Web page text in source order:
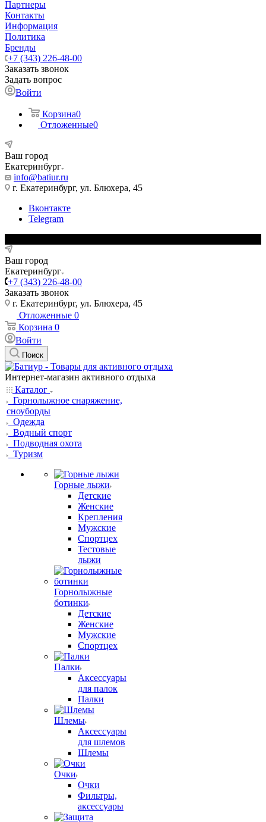
Партнеры
Контакты
Информация
Политика
Бренды
+7 (343) 226-48-00
Заказать звонок
Задать вопрос
Войти
Корзина0
Отложенные0
Ваш город
Екатеринбург
info@batiur.ru
г. Екатеринбург, ул. Блюхера, 45
Вконтакте
Telegram
Ваш город
Екатеринбург
+7 (343) 226-48-00
Заказать звонок
г. Екатеринбург, ул. Блюхера, 45
Отложенные 0
Корзина 0
Войти
Поиск
Интернет-магазин активного отдыха
Каталог
Горнолыжное снаряжение,
сноуборды
Одежда
Водный спорт
Подводная охота
Туризм
Горные лыжи
Детские
Женские
Крепления
Мужские
Спортцех
Тестовые
лыжи
Горнолыжные
ботинки
Детские
Женские
Мужские
Спортцех
Палки
Аксессуары
для палок
Палки
Шлемы
Аксессуары
для шлемов
Шлемы
Очки
Очки
Фильтры,
аксессуары